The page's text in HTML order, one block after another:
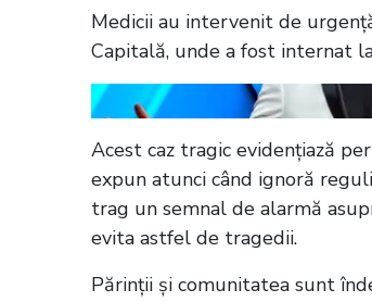
Medicii au intervenit de
Capitală, unde a fost internat
Acest caz tragic evidențiază
expun atunci când ignoră
trag un semnal de alarmă
evita astfel de tragedii.
Părinții și comunitatea sunt